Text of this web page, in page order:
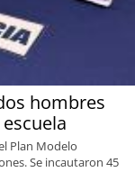
hombres
Plan Modelo
Se incautaron 45